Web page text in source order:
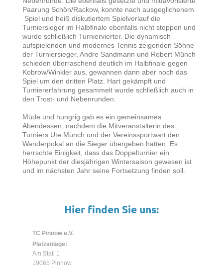
Paarung Schön/Rackow, konnte nach ausgeglichenem
Spiel und heiß diskutiertem Spielverlauf die
Turniersieger im Halbfinale ebenfalls nicht stoppen und
wurde schließlich Turniervierter. Die dynamisch
aufspielenden und modernes Tennis zeigenden Söhne
der Turniersieger, Andre Sandmann und Robert Münch
schieden überraschend deutlich im Halbfinale gegen
Kobrow/Winkler aus, gewannen dann aber noch das
Spiel um den dritten Platz. Hart gekämpft und
Turniererfahrung gesammelt wurde schließlich auch in
den Trost- und Nebenrunden.
Müde und hungrig gab es ein gemeinsames
Abendessen, nachdem die Mitveranstalterin des
Turniers Ute Münch und der Vereinssportwart den
Wanderpokal an die Sieger übergeben hatten. Es
herrschte Einigkeit, dass das Doppelturnier ein
Höhepunkt der diesjährigen Wintersaison gewesen ist
und im nächsten Jahr seine Fortsetzung finden soll.
Hier finden Sie uns:
TC Pinnow e.V.
Platzanlage:
Am Stall 1
19065 Pinnow